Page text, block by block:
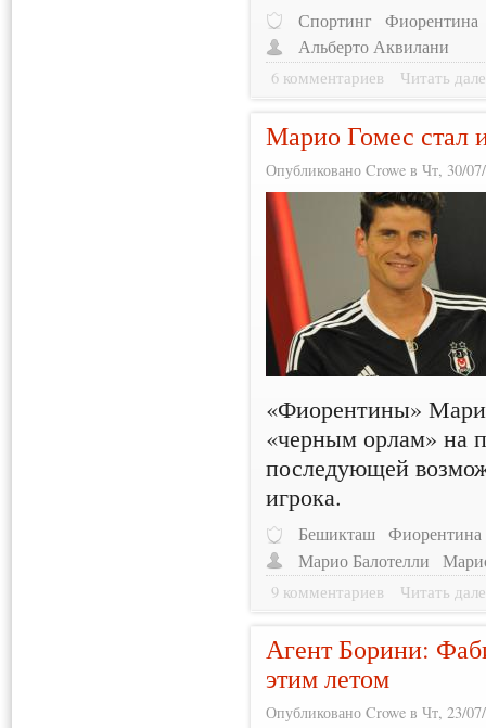
Спортинг Фиорентина
Альберто Аквилани
6 комментариев Читать
Марио Гомес стал
Опубликовано Crowe в Чт, 30/
«Фиорентины»
«черным орлам» на
последующей
игрока.
Бешикташ Фиорентина
Марио Балотелли
9 комментариев Читать
Агент Борини:
этим летом
Опубликовано Crowe в Чт, 23/